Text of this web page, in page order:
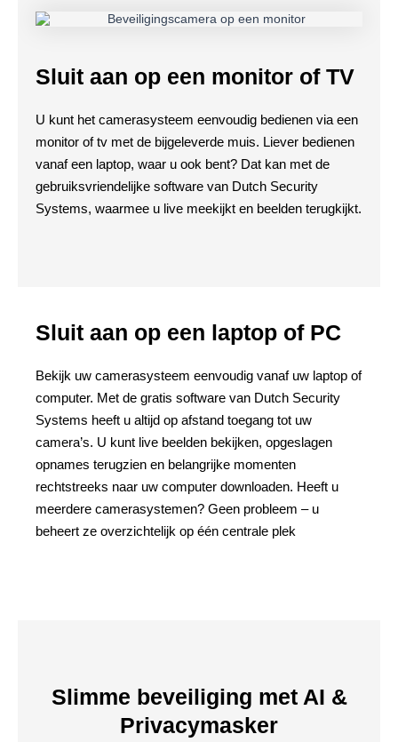
Sluit aan op een monitor of TV
U kunt het camerasysteem eenvoudig bedienen via een
monitor of tv met de bijgeleverde muis. Liever bedienen
vanaf een laptop, waar u ook bent? Dat kan met de
gebruiksvriendelijke software van Dutch Security
Systems, waarmee u live meekijkt en beelden terugkijkt.
Sluit aan op een laptop of PC
Bekijk uw camerasysteem eenvoudig vanaf uw laptop of
computer. Met de gratis software van Dutch Security
Systems heeft u altijd op afstand toegang tot uw
camera’s. U kunt live beelden bekijken, opgeslagen
opnames terugzien en belangrijke momenten
rechtstreeks naar uw computer downloaden. Heeft u
meerdere camerasystemen? Geen probleem – u
beheert ze overzichtelijk op één centrale plek
Slimme beveiliging met AI &
Privacymasker